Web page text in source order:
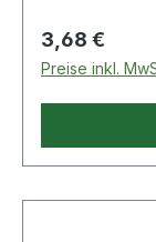
Regulärer
3,68 €
Preise inkl.